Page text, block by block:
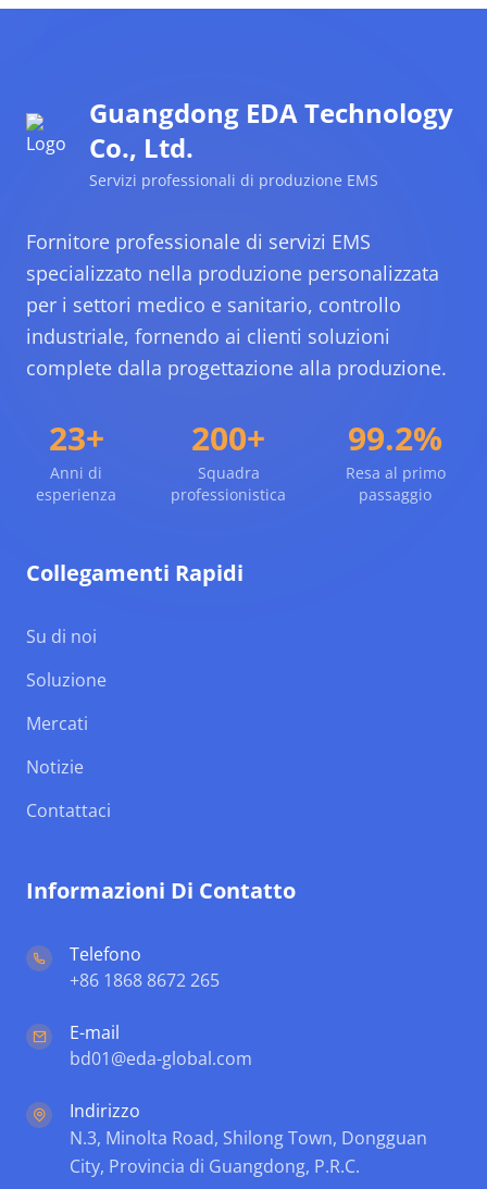
Guangdong EDA Technology
Co., Ltd.
Servizi professionali di produzione EMS
Fornitore professionale di servizi EMS
specializzato nella produzione personalizzata
per i settori medico e sanitario, controllo
industriale, fornendo ai clienti soluzioni
complete dalla progettazione alla produzione.
23+
Anni di
esperienza
200+
Squadra
professionistica
99.2%
Resa al primo
passaggio
Collegamenti Rapidi
Su di noi
Soluzione
Mercati
Notizie
Contattaci
Informazioni Di Contatto
Telefono
+86 1868 8672 265
E-mail
bd01@eda-global.com
Indirizzo
N.3, Minolta Road, Shilong Town, Dongguan
City, Provincia di Guangdong, P.R.C.